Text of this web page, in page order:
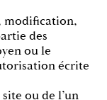
modification,
des
ou le
écrite
ou de l’un